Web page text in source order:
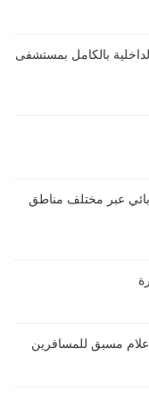
بالكامل بمستشفى
عبر مختلف مناطق
مسبق للمسافرين